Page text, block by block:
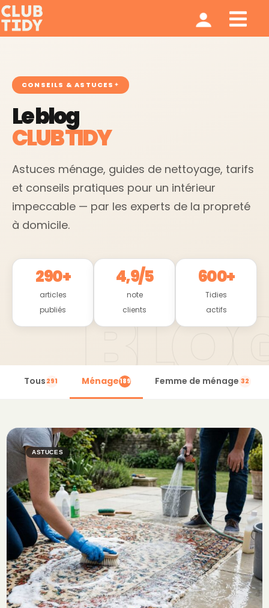
CONSEILS & ASTUCES
Le blog
CLUB TIDY
Astuces ménage, guides de nettoyage, tarifs
et conseils pratiques pour un intérieur
impeccable — par les experts de la propreté
à domicile.
290+
articles
publiés
4,9/5
note
clients
600+
Tidies
actifs
Tous 291 Ménage189 Femme de ménage 32
ASTUCES